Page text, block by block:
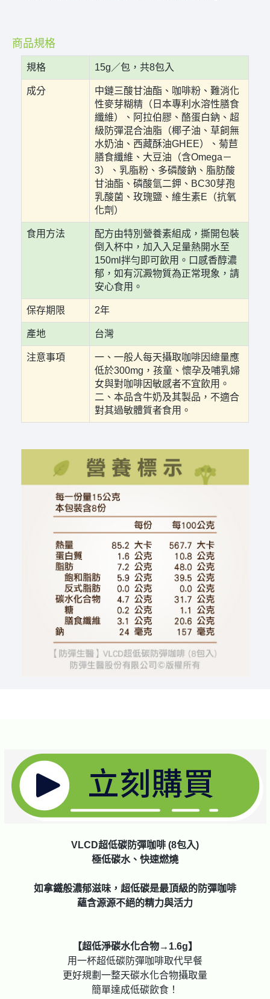
商品規格
規格 15g／包，共8包入
成分
中鏈三酸甘油酯、咖啡粉、難消化
性麥芽糊精（日本專利水溶性膳食
纖維）、阿拉伯膠、酪蛋白鈉、超
級防彈混合油脂（椰子油、草飼無
水奶油、西藏酥油GHEE）、菊苣
膳食纖維、大豆油（含Omega－
3）、乳脂粉、多磷酸鈉、脂肪酸
甘油酯、磷酸氫二鉀、BC30芽孢
乳酸菌、玫瑰鹽、維生素E（抗氧
化劑）
食用方法
配方由特別營養素組成，撕開包裝
倒入杯中，加入入足量熱開水至
150ml拌勻即可飲用。口感香醇濃
郁，如有沉澱物質為正常現象，請
安心食用。
保存期限 2年
產地 台灣
注意事項
一、一般人每天攝取咖啡因總量應
低於300mg，孩童、懷孕及哺乳婦
女與對咖啡因敏感者不宜飲用。
二、本品含牛奶及其製品，不適合
對其過敏體質者食用。
VLCD超低碳防彈咖啡 (8包入)
極低碳水、快速燃燒
如拿鐵般濃郁滋味，超低碳是最頂級的防彈咖啡
蘊含源源不絕的精力與活力
【超低淨碳水化合物→1.6g】
用一杯超低碳防彈咖啡取代早餐
更好規劃一整天碳水化合物攝取量
簡單達成低碳飲食！